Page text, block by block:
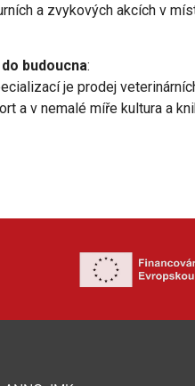
a zvykových akcích v
budoucna:
je prodej
a v nemalé míře kultura a